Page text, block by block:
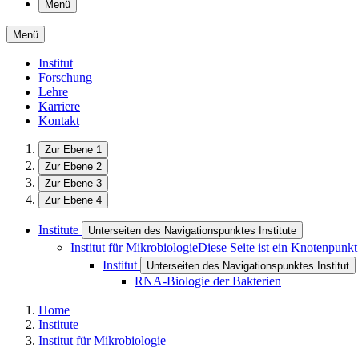
Menü
Menü
Institut
Forschung
Lehre
Karriere
Kontakt
Zur Ebene 1
Zur Ebene 2
Zur Ebene 3
Zur Ebene 4
Institute Unterseiten des Navigationspunktes Institute
Institut für MikrobiologieDiese Seite ist ein Knotenpunkt
Institut Unterseiten des Navigationspunktes Institut
RNA-Biologie der Bakterien
Home
Institute
Institut für Mikrobiologie